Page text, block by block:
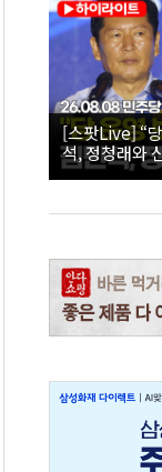
[스팟Live] “
석, 정청래와
당대표·최고